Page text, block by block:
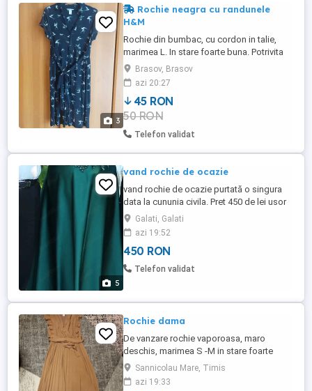
3
Rochie neagra cu randunele
H&M
Rochie din bumbac, cu cordon in talie,
marimea L. In stare foarte buna. Potrivita
pentru vreme sub 30 grade sau seara,
cand e mai racoare. Pentru o inaltime 1.60
m, rochia vine pana la jumatatea gambei.
Brasov, Brasov
azi 20:27
45 RON
50 RON
Telefon validat
5
vand rochie de ocazie
vand rochie de ocazie purtată o singura
data la cununia civila. Pret 450 de lei usor
negociabil! rog si ofer seriozitate
Galati, Galati
azi 19:52
450 RON
Telefon validat
Rochie dama
De vanzare rochie vaporoasa, maro
deschis, marimea S -M in stare foarte
bunaSannicolau Mare, Timis
azi 19:33